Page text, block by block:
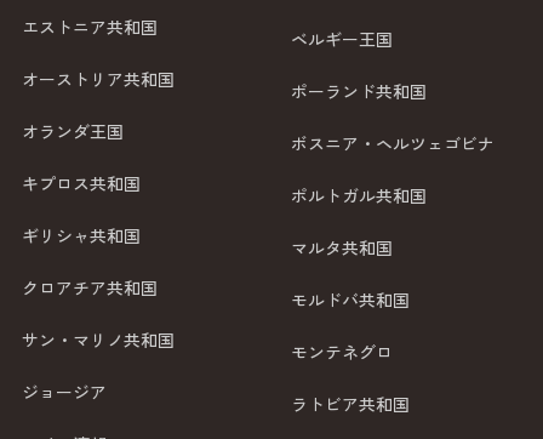
エストニア共和国
オーストリア共和国
オランダ王国
キプロス共和国
ギリシャ共和国
クロアチア共和国
サン・マリノ共和国
ジョージア
ベルギー王国
ポーランド共和国
ボスニア・ヘルツェゴビナ
ポルトガル共和国
マルタ共和国
モルドバ共和国
モンテネグロ
ラトビア共和国